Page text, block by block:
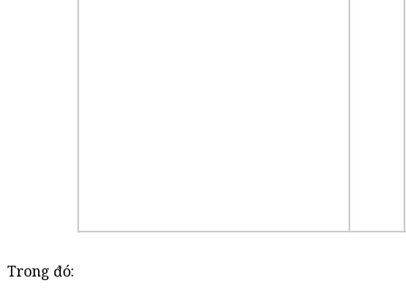
Trong đó: